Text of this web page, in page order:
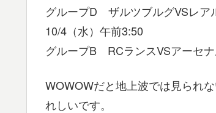
グループD ザルツブルグVSレア
10/4（水）午前3:50
グループB RCランスVSアーセナ
WOWOWだと地上波では見られ
れしいです。